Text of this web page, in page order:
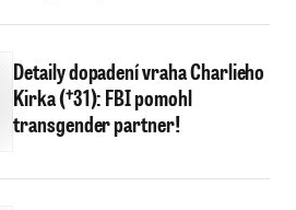
Detaily dopadení vraha Charlieho
Kirka (†31): FBI pomohl
transgender partner!